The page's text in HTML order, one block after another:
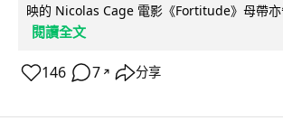
映的 Nicolas Cage 電影《Fortitude》母帶
閱讀全文
146 7 ↗ 分享